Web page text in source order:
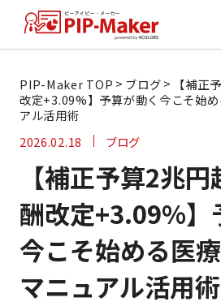
PIP-Maker TOP > ブログ>
【補正
改定+3.09%】予算が動く今こそ始
アル活用術
2026.02.18
ブログ
【補正予算2兆
酬改定+3.09%】
今こそ始める医
マニュアル活用術